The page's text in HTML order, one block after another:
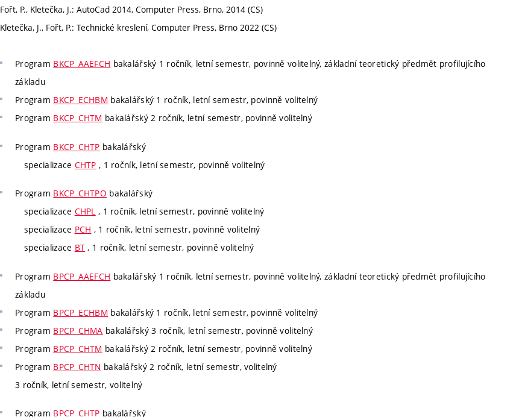
Fořt, P., Kletečka, J.: AutoCad 2014, Computer Press, Brno, 2014 (CS)
Kletečka, J., Fořt, P.: Technické kreslení, Computer Press, Brno 2022 (CS)
Program BKCP_AAEFCH bakalářský 1 ročník, letní semestr, povinně volitelný, základní teoretický předmět profilujícího
základu
Program BKCP_ECHBM bakalářský 1 ročník, letní semestr, povinně volitelný
Program BKCP_CHTM bakalářský 2 ročník, letní semestr, povinně volitelný
Program BKCP_CHTP bakalářský
specializace CHTP , 1 ročník, letní semestr, povinně volitelný
Program BKCP_CHTPO bakalářský
specializace CHPL , 1 ročník, letní semestr, povinně volitelný
specializace PCH , 1 ročník, letní semestr, povinně volitelný
specializace BT , 1 ročník, letní semestr, povinně volitelný
Program BPCP_AAEFCH bakalářský 1 ročník, letní semestr, povinně volitelný, základní teoretický předmět profilujícího
základu
Program BPCP_ECHBM bakalářský 1 ročník, letní semestr, povinně volitelný
Program BPCP_CHMA bakalářský 3 ročník, letní semestr, povinně volitelný
Program BPCP_CHTM bakalářský 2 ročník, letní semestr, povinně volitelný
Program BPCP_CHTN bakalářský 2 ročník, letní semestr, volitelný
3 ročník, letní semestr, volitelný
Program BPCP_CHTP bakalářský